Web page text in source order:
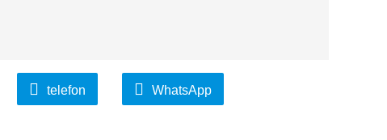
telefon WhatsApp